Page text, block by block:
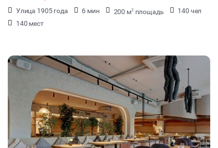
Улица 1905 года 6 мин 200 м2 площадь
140 чел
140 мест